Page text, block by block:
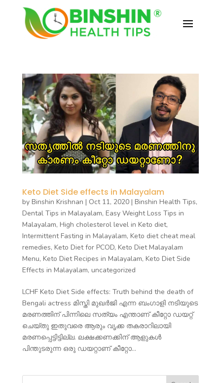
Keto Diet Side effects in Malayalam
by Binshin Krishnan | Oct 11, 2020| Binshin Health Tips,
Dental Tips in Malayalam, Easy Weight Loss Tips in
Malayalam, High cholesterol level in Keto diet,
Intermittent Fasting in Malayalam, Keto diet cheat meal
remedies, Keto Diet for PCOD, Keto Diet Malayalam
Menu, Keto Diet Recipes in Malayalam, Keto Diet Side
Effects in Malayalam, uncategorized
LCHF Keto Diet Side effects: Truth behind the death of
Bengali actress മിസ്തി മുഖർജി എന്ന ബംഗാളി നടിയുടെ
മരണത്തിന് പിന്നിലെ സത്യം എന്താണ് കീറ്റോ ഡയറ്റ്
ചെയ്തു ഇതുവരെ ആരും വൃക്ക തകരാറിലായി
മരണപ്പെട്ടിട്ടില്ല. ലക്ഷക്കണക്കിന് ആളുകൾ
പിന്തുടരുന്ന ഒരു ഡയറ്റാണ് കീറ്റോ...